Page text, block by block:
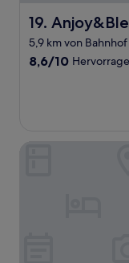
19.
Anjoy&Bleev
5,9 km von
8.6
8,6/10